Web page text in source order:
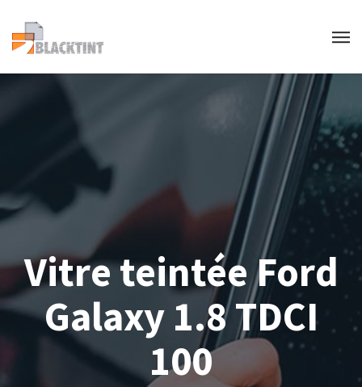
Vitre teintée Ford
Galaxy 1.8 TDCI
100